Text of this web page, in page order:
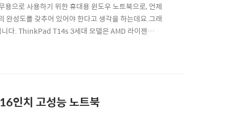
으로 사용하기 위한 휴대용 윈도우 노트북으로, 언제
완성도를 갖추어 있어야 한다고 생각을 하는데요.그래
다. ThinkPad T14s 3세대 모델은 AMD 라이젠
전통이 깊은 씽크패드 T시리즈 노트북이기 때문에
인치 고성능 노트북